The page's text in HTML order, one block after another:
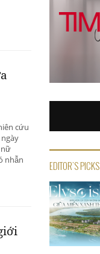
cứu
nữ
nhẫn
EDITOR'S PICKS